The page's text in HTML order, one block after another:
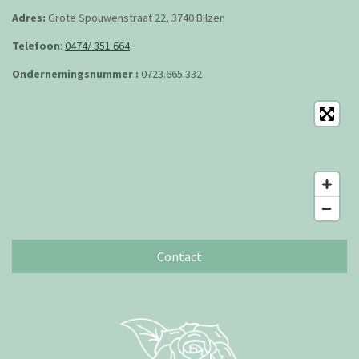
Adres: Grote Spouwenstraat 22, 3740 Bilzen
Telefoon: 0474/ 351 664
Ondernemingsnummer : 0723.665.332
Contact